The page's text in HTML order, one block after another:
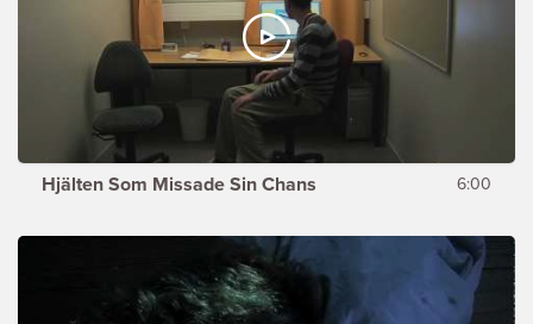
Hjälten Som Missade Sin Chans 6:00